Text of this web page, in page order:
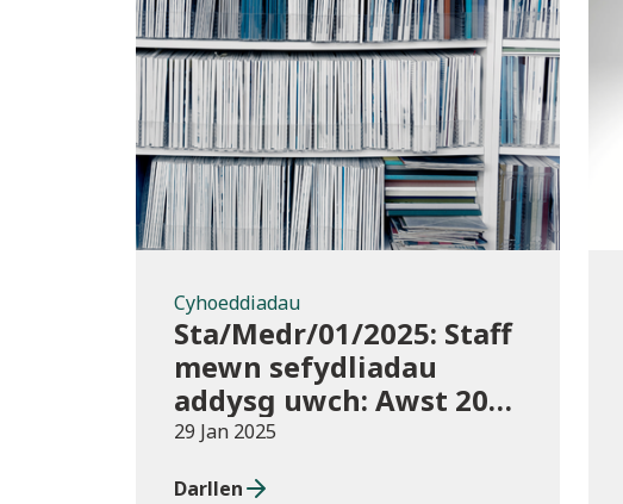
Cyhoeddiadau
Cyhoeddiadau
Sta/Medr/01/2025: Staff
mewn sefydliadau
addysg uwch: Awst 2023
i Orffennaf 2024
29 Jan 2025
Darllen